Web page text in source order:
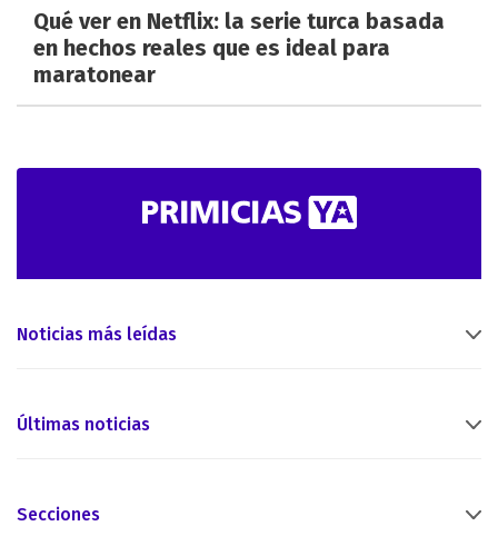
Qué ver en Netflix: la serie turca basada
en hechos reales que es ideal para
maratonear
Noticias más leídas
Últimas noticias
Secciones